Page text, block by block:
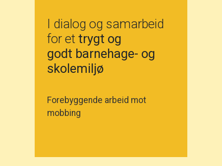
I dialog og samarbeid
for et trygt og
godt barnehage- og
skolemiljø
Forebyggende arbeid mot
mobbing